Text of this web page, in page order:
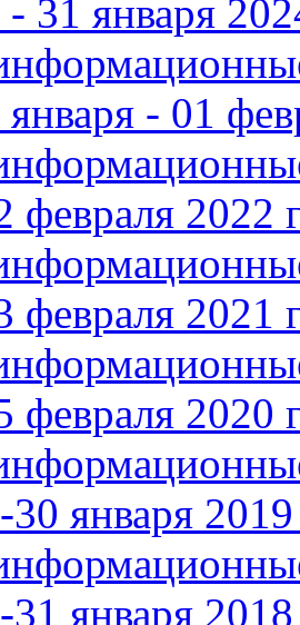
31 января
- 01
февраля 2022
февраля 2021
февраля 2020
января 2019
января 2018